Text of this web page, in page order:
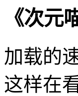
《次元
加载的
这样在